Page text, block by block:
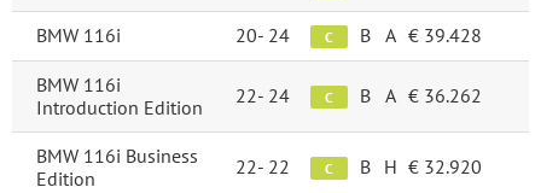
BMW 116i 20- 24 C B A € 39.428
BMW 116i
Introduction Edition
22- 24 C B A € 36.262
BMW 116i Business
Edition
22- 22 C B H € 32.920